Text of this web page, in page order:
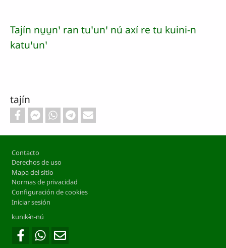
Tajín nu̱u̱nꞌ ran tuꞌunꞌ nú axí re tu kuini-n
katuꞌunꞌ
tajín
Footer
Contacto
Derechos de uso
Mapa del sitio
Normas de privacidad
Configuración de cookies
Iniciar sesión
kunikɨ́n-nú